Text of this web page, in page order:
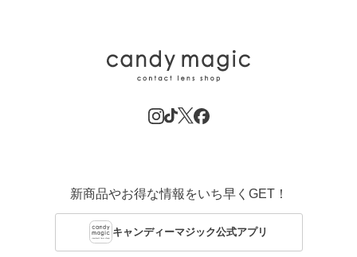
新商品やお得な情報をいち早くGET！
キャンディーマジック公式アプリ